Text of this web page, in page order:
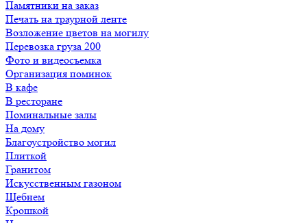
Памятники на заказ
Печать на траурной ленте
Возложение цветов на могилу
Перевозка груза 200
Фото и видеосъемка
Организация поминок
В кафе
В ресторане
Поминальные залы
На дому
Благоустройство могил
Плиткой
Гранитом
Искусственным газоном
Щебнем
Крошкой